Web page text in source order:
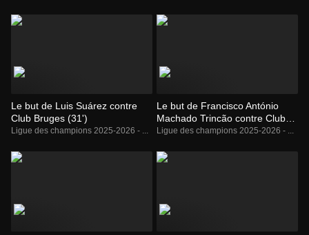
Le but de Luis Suárez contre
Club Bruges (31')
Ligue des champions 2025-2026 - ...
Le but de Francisco António
Machado Trincão contre Club
Bruges (70')
Ligue des champions 2025-2026 - ...